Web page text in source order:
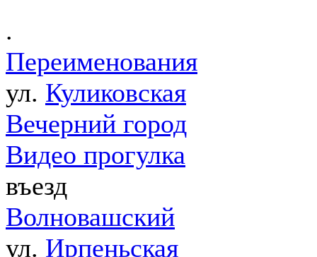
.
Переименования
ул. Куликовская
Вечерний город
Видео прогулка
въезд
Волновашский
ул. Ирпеньская